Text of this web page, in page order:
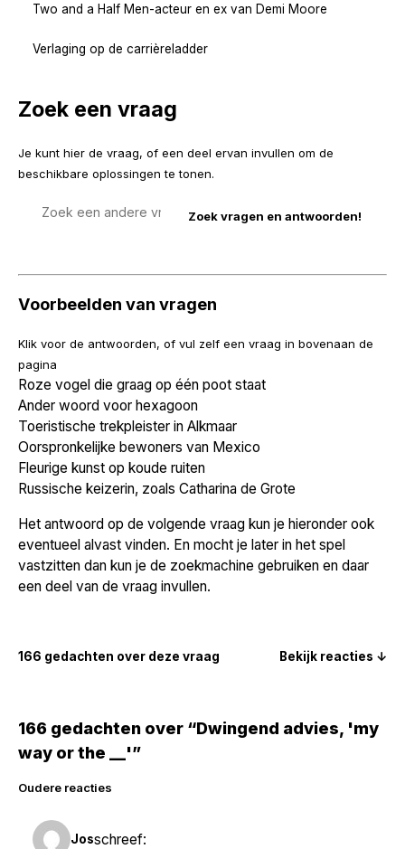
Two and a Half Men-acteur en ex van Demi Moore
Verlaging op de carrièreladder
Zoek een vraag
Je kunt hier de vraag, of een deel ervan invullen om de
beschikbare oplossingen te tonen.
Voorbeelden van vragen
Klik voor de antwoorden, of vul zelf een vraag in bovenaan de
pagina
Roze vogel die graag op één poot staat
Ander woord voor hexagoon
Toeristische trekpleister in Alkmaar
Oorspronkelijke bewoners van Mexico
Fleurige kunst op koude ruiten
Russische keizerin, zoals Catharina de Grote
Het antwoord op de volgende vraag kun je hieronder ook
eventueel alvast vinden. En mocht je later in het spel
vastzitten dan kun je de zoekmachine gebruiken en daar
een deel van de vraag invullen.
166 gedachten over deze vraag Bekijk reacties ↓
166 gedachten over “Dwingend advies, 'my
way or the __'”
Reacties
navigatie
Oudere reacties
Josschreef: